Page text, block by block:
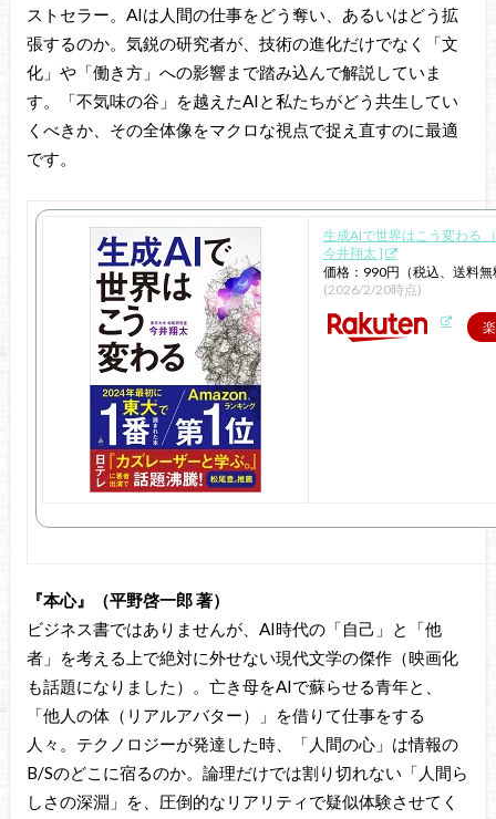
ストセラー。AIは人間の仕事をどう奪い、あるいはどう拡
張するのか。気鋭の研究者が、技術の進化だけでなく「文
化」や「働き方」への影響まで踏み込んで解説していま
す。「不気味の谷」を越えたAIと私たちがどう共生してい
くべきか、その全体像をマクロな視点で捉え直すのに最適
です。
生成AIで世界はこう変わる
今井翔太 ]
価格：990円（税込、送料無
(2026/2/20時点)
『本心』（平野啓一郎 著）
ビジネス書ではありませんが、AI時代の「自己」と「他
者」を考える上で絶対に外せない現代文学の傑作（映画化
も話題になりました）。亡き母をAIで蘇らせる青年と、
「他人の体（リアルアバター）」を借りて仕事をする
人々。テクノロジーが発達した時、「人間の心」は情報の
B/Sのどこに宿るのか。論理だけでは割り切れない「人間ら
しさの深淵」を、圧倒的なリアリティで疑似体験させてく